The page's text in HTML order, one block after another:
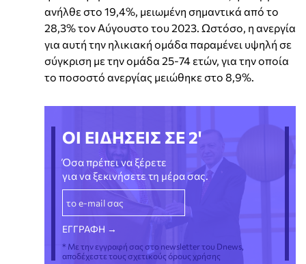
ανήλθε στο 19,4%, μειωμένη σημαντικά από το
28,3% τον Αύγουστο του 2023. Ωστόσο, η ανεργία
για αυτή την ηλικιακή ομάδα παραμένει υψηλή σε
σύγκριση με την ομάδα 25-74 ετών, για την οποία
το ποσοστό ανεργίας μειώθηκε στο 8,9%.
ΟΙ ΕΙΔΗΣΕΙΣ ΣΕ 2'
Όσα πρέπει να ξέρετε
για να ξεκινήσετε τη μέρα σας.
* Με την εγγραφή σας στο newsletter του Dnews,
αποδέχεστε τους σχετικούς όρους χρήσης